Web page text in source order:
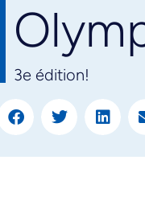
3e édition!